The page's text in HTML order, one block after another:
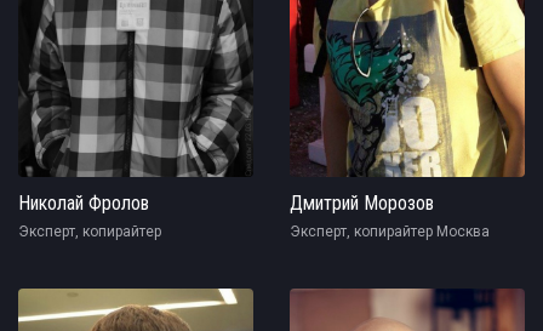
Николай Фролов
Эксперт, копирайтер
Дмитрий Морозов
Эксперт, копирайтер Москва